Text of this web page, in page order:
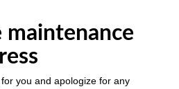
maintenance
you and apologize for any